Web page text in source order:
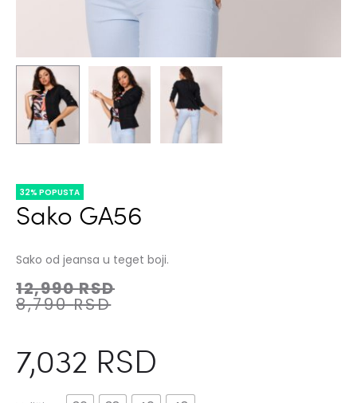
32% POPUSTA
Sako GA56
Sako od jeansa u teget boji.
12,990RSD
8,790RSD
7,032 RSD